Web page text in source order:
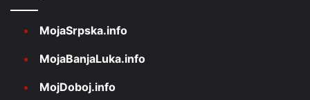
MojaSrpska.info
MojaBanjaLuka.info
MojDoboj.info